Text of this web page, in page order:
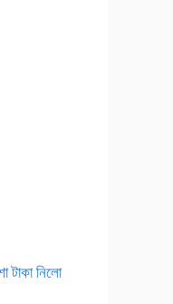
টাকা নিলো